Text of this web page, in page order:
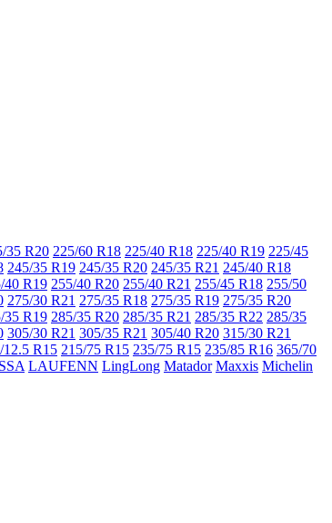
35 R20 225/60 R18 225/40 R18 225/40 R19 225/45
245/35 R19 245/35 R20 245/35 R21 245/40 R18
40 R19 255/40 R20 255/40 R21 255/45 R18 255/50
275/30 R21 275/35 R18 275/35 R19 275/35 R20
35 R19 285/35 R20 285/35 R21 285/35 R22 285/35
305/30 R21 305/35 R21 305/40 R20 315/30 R21
12.5 R15 215/75 R15 235/75 R15 235/85 R16 365/70
LAUFENN LingLong Matador Maxxis Michelin